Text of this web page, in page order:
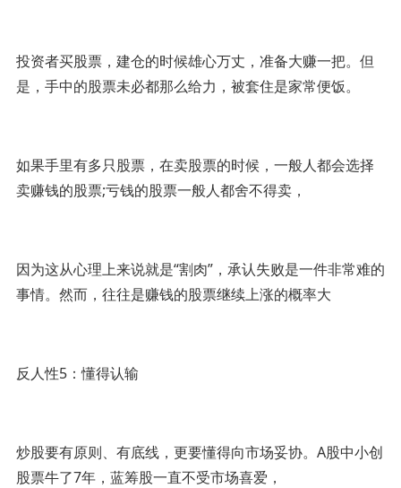
投资者买股票，建仓的时候雄心万丈，准备大赚一把。但
是，手中的股票未必都那么给力，被套住是家常便饭。
如果手里有多只股票，在卖股票的时候，一般人都会选择
卖赚钱的股票;亏钱的股票一般人都舍不得卖，
因为这从心理上来说就是“割肉”，承认失败是一件非常难的
事情。然而，往往是赚钱的股票继续上涨的概率大
反人性5：懂得认输
炒股要有原则、有底线，更要懂得向市场妥协。A股中小创
股票牛了7年，蓝筹股一直不受市场喜爱，